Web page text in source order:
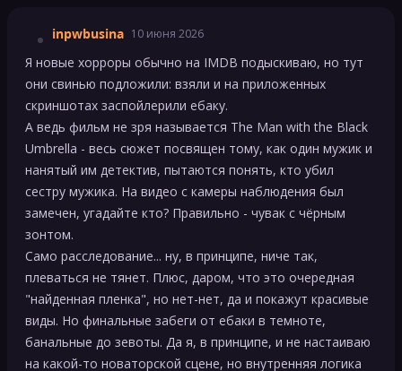
inpwbusina 10 июня 2026
Я новые хорроры обычно на IMDB подыскиваю, но тут
они свинью подложили: взяли и на приложенных
скриншотах заспойлерили ебаку.
А ведь фильм не зря называется The Man with the Black
Umbrella - весь сюжет посвящен тому, как один мужик и
нанятый им детектив, пытаются понять, кто убил
сестру мужика. На видео с камеры наблюдения был
замечен, угадайте кто? Правильно - чувак с чёрным
зонтом.
Само расследование... ну, в принципе, ниче так,
плеваться не тянет. Плюс, даром, что это очередная
"найденная пленка", но нет-нет, да и покажут красивые
виды. Но финальные забеги от ебаки в темноте,
банальные до зевоты. Да я, в принципе, и не настаиваю
на какой-то новаторской сцене, но внутренняя логика